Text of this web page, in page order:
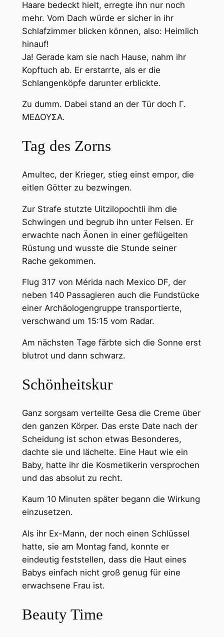
Haare bedeckt hielt, erregte ihn nur noch
mehr. Vom Dach würde er sicher in ihr
Schlafzimmer blicken können, also: Heimlich
hinauf!
Ja! Gerade kam sie nach Hause, nahm ihr
Kopftuch ab. Er erstarrte, als er die
Schlangenköpfe darunter erblickte.
Zu dumm. Dabei stand an der Tür doch Γ.
MEΔOYΣA.
Tag des Zorns
Amultec, der Krieger, stieg einst empor, die
eitlen Götter zu bezwingen.
Zur Strafe stutzte Uitzilopochtli ihm die
Schwingen und begrub ihn unter Felsen. Er
erwachte nach Äonen in einer geflügelten
Rüstung und wusste die Stunde seiner
Rache gekommen.
Flug 317 von Mérida nach Mexico DF, der
neben 140 Passagieren auch die Fundstücke
einer Archäologengruppe transportierte,
verschwand um 15:15 vom Radar.
Am nächsten Tage färbte sich die Sonne erst
blutrot und dann schwarz.
Schönheitskur
Ganz sorgsam verteilte Gesa die Creme über
den ganzen Körper. Das erste Date nach der
Scheidung ist schon etwas Besonderes,
dachte sie und lächelte. Eine Haut wie ein
Baby, hatte ihr die Kosmetikerin versprochen
und das absolut zu recht.
Kaum 10 Minuten später begann die Wirkung
einzusetzen.
Als ihr Ex-Mann, der noch einen Schlüssel
hatte, sie am Montag fand, konnte er
eindeutig feststellen, dass die Haut eines
Babys einfach nicht groß genug für eine
erwachsene Frau ist.
Beauty Time